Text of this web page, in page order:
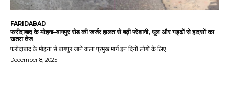
FARIDABAD
फरीदाबाद के मोहना–बागपुर रोड की जर्जर हालत से बढ़ी परेशानी, धूल और गड्ढों से हादसों का
खतरा तेज
फरीदाबाद के मोहना से बागपुर जाने वाला प्रमुख मार्ग इन दिनों लोगों के लिए...
December 8, 2025